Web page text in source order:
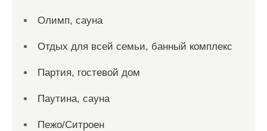
Олимп, сауна
Отдых для всей семьи, банный комплекс
Партия, гостевой дом
Паутина, сауна
Пежо/Ситроен